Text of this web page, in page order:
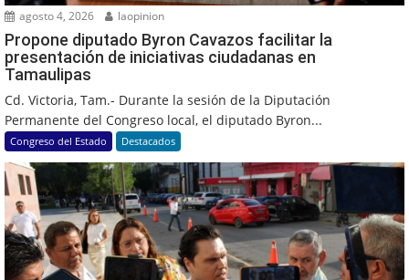
agosto 4, 2026 laopinion
Propone diputado Byron Cavazos facilitar la
presentación de iniciativas ciudadanas en
Tamaulipas
Cd. Victoria, Tam.- Durante la sesión de la Diputación
Permanente del Congreso local, el diputado Byron...
Congreso del Estado Destacados